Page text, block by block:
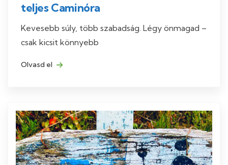
teljes Caminóra
Kevesebb súly, több szabadság. Légy önmagad –
csak kicsit könnyebb
Olvasd el